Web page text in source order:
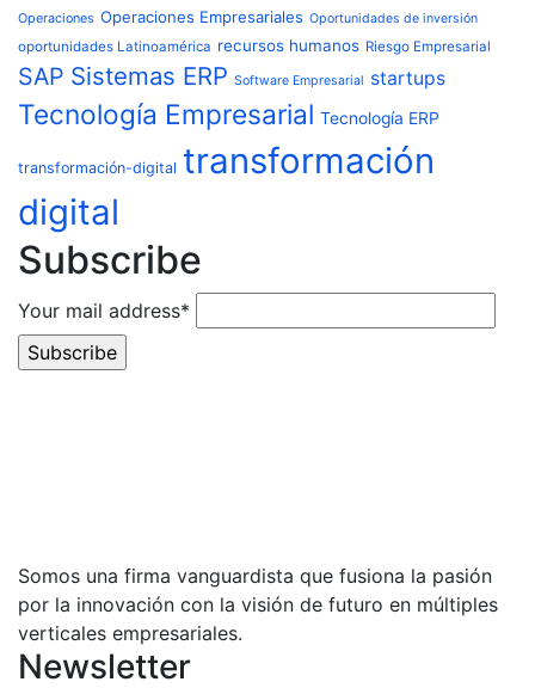
Operaciones Operaciones Empresariales Oportunidades de inversión
oportunidades Latinoamérica recursos humanos Riesgo Empresarial
SAP Sistemas ERP Software Empresarial startups
Tecnología Empresarial Tecnología ERP
transformación-digital transformación
digital
Subscribe
Your mail address*
Somos una firma vanguardista que fusiona la pasión
por la innovación con la visión de futuro en múltiples
verticales empresariales.
Newsletter